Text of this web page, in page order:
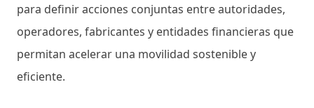
para definir acciones conjuntas entre autoridades,
operadores, fabricantes y entidades financieras que
permitan acelerar una movilidad sostenible y
eficiente.